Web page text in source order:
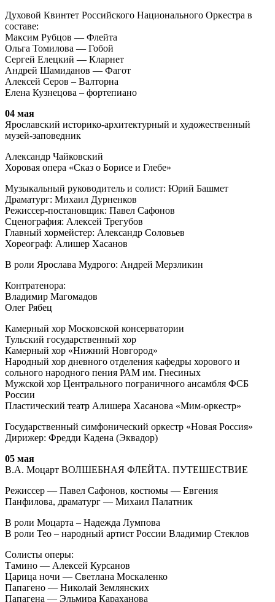
Духовой Квинтет Российского Национального Оркестра в
составе:
Максим Рубцов — Флейта
Ольга Томилова — Гобой
Сергей Елецкий — Кларнет
Андрей Шамиданов — Фагот
Алексей Серов – Валторна
Елена Кузнецова – фортепиано
04 мая
Ярославский историко-архитектурный и художественный
музей-заповедник
Александр Чайковский
Хоровая опера «Сказ о Борисе и Глебе»
Музыкальный руководитель и солист: Юрий Башмет
Драматург: Михаил Дурненков
Режиссер-постановщик: Павел Сафонов
Сценография: Алексей Трегубов
Главный хормейстер: Александр Соловьев
Хореограф: Алишер Хасанов
В роли Ярослава Мудрого: Андрей Мерзликин
Контратенора:
Владимир Магомадов
Олег Рябец
Камерный хор Московской консерватории
Тульский государственный хор
Камерный хор «Нижний Новгород»
Народный хор дневного отделения кафедры хорового и
сольного народного пения РАМ им. Гнесиных
Мужской хор Центрального пограничного ансамбля ФСБ
России
Пластический театр Алишера Хасанова «Мим-оркестр»
Государственный симфонический оркестр «Новая Россия»
Дирижер: Фредди Кадена (Эквадор)
05 мая
В.А. Моцарт ВОЛШЕБНАЯ ФЛЕЙТА. ПУТЕШЕСТВИЕ
Режиссер — Павел Сафонов, костюмы — Евгения
Панфилова, драматург — Михаил Палатник
В роли Моцарта – Надежда Лумпова
В роли Тео – народный артист России Владимир Стеклов
Солисты оперы:
Тамино — Алексей Курсанов
Царица ночи — Светлана Москаленко
Папагено — Николай Землянских
Папагена — Эльмира Караханова